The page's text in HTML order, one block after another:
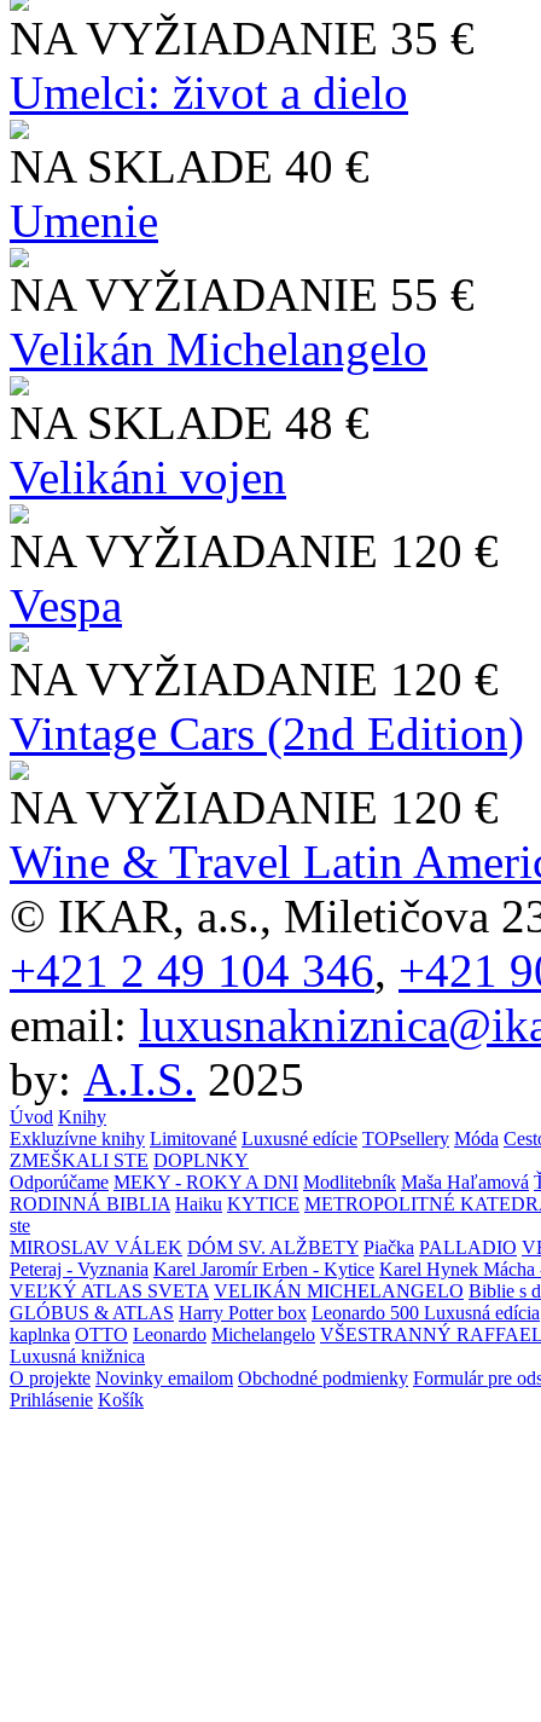
NA VYŽIADANIE 35 €
Umelci: život a dielo
NA SKLADE 40 €
Umenie
NA VYŽIADANIE 55 €
Velikán Michelangelo
NA SKLADE 48 €
Velikáni vojen
NA VYŽIADANIE 120 €
Vespa
NA VYŽIADANIE 120 €
Vintage Cars (2nd Edition)
NA VYŽIADANIE 120 €
Wine & Travel Latin
© IKAR, a.s., Miletičova
+421 2 49 104 346, +421
email:
by: A.I.S. 2025
Úvod Knihy
Exkluzívne knihy Limitované Luxusné edície TOPsellery Móda
ZMEŠKALI STE DOPLNKY
Odporúčame MEKY - ROKY A DNI Modlitebník Maša Haľamová
RODINNÁ BIBLIA Haiku KYTICE METROPOLITNÉ
ste
MIROSLAV VÁLEK DÓM SV. ALŽBETY Piačka PALLADIO
Peteraj - Vyznania Karel Jaromír Erben - Kytice Karel Hynek Mácha
VEĽKÝ ATLAS SVETA VELIKÁN MICHELANGELO Biblie s
GLÓBUS & ATLAS Harry Potter box Leonardo 500 Luxusná edícia
kaplnka OTTO Leonardo Michelangelo VŠESTRANNÝ
Luxusná knižnica
O projekte Novinky emailom Obchodné podmienky Formulár pre
Prihlásenie Košík